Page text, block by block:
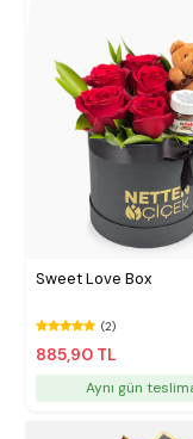
Sweet Love Box
(2)
885,90 TL
Aynı gün